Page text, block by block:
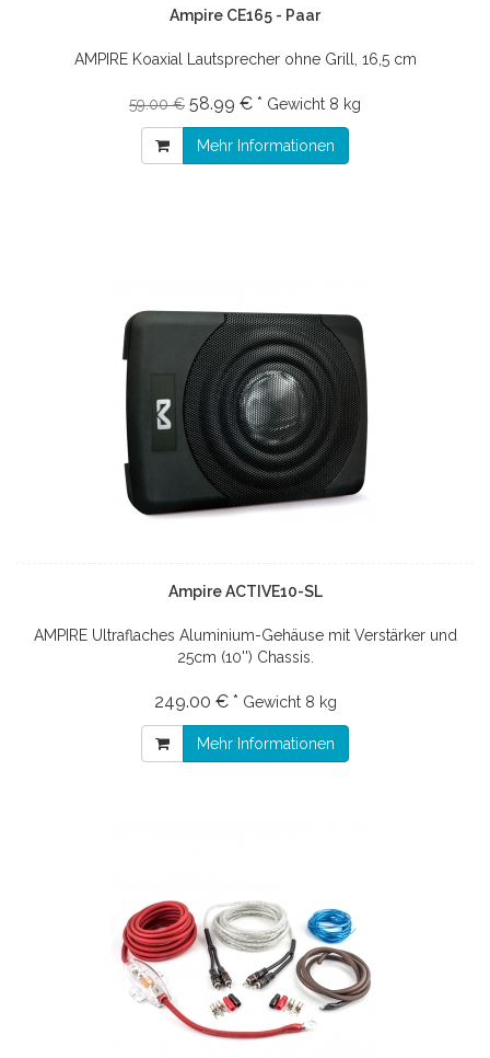
Ampire CE165 - Paar
AMPIRE Koaxial Lautsprecher ohne Grill, 16,5 cm
59.00 € 58.99 € * Gewicht 8 kg
Mehr Informationen
Ampire ACTIVE10-SL
AMPIRE Ultraflaches Aluminium-Gehäuse mit Verstärker und
25cm (10'') Chassis.
249.00 € * Gewicht 8 kg
Mehr Informationen